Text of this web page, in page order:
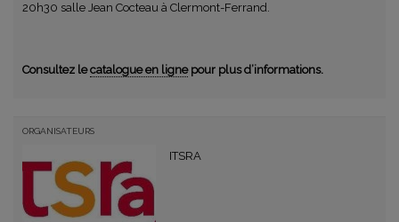
20h30 salle Jean Cocteau à Clermont-Ferrand.
Consultez lecatalogue en lignepour plus d’informations.
ORGANISATEURS
ITSRA